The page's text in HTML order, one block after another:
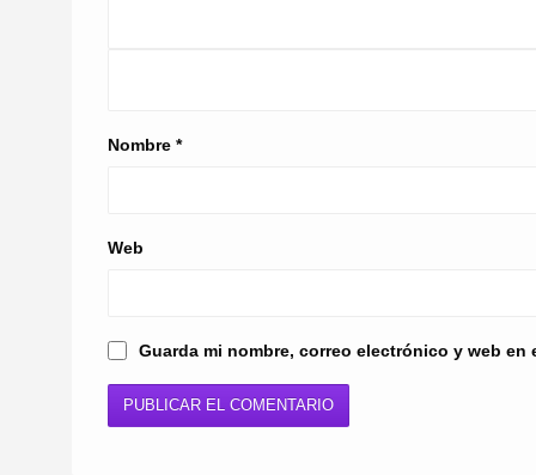
Nombre *
Web
Guarda mi nombre, correo electrónico y web